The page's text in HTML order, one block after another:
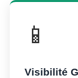
📱
Visibilité